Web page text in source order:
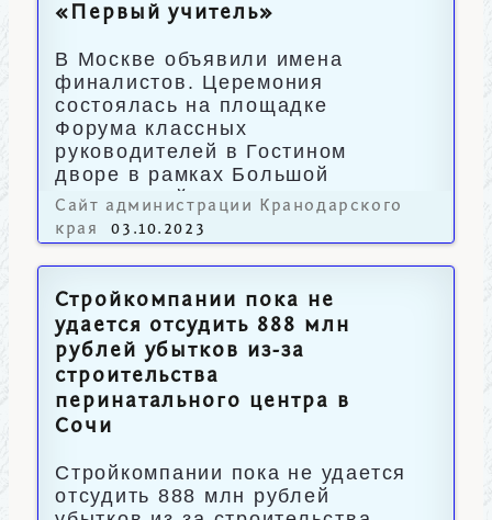
«Первый учитель»
В Москве объявили имена
финалистов. Церемония
состоялась на площадке
Форума классных
руководителей в Гостином
дворе в рамках Большой
учительской недели.
Сайт администрации Кранодарского
края
03.10.2023
Стройкомпании пока не
удается отсудить 888 млн
рублей убытков из-за
строительства
перинатального центра в
Сочи
Стройкомпании пока не удается
отсудить 888 млн рублей